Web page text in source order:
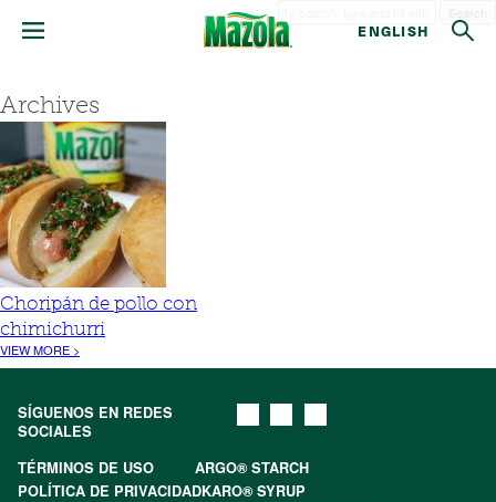
ENGLISH
Archives
Choripán de pollo con
chimichurri
VIEW MORE >
SÍGUENOS EN REDES
SOCIALES
TÉRMINOS DE USO
ARGO® STARCH
POLÍTICA DE PRIVACIDADKARO® SYRUP